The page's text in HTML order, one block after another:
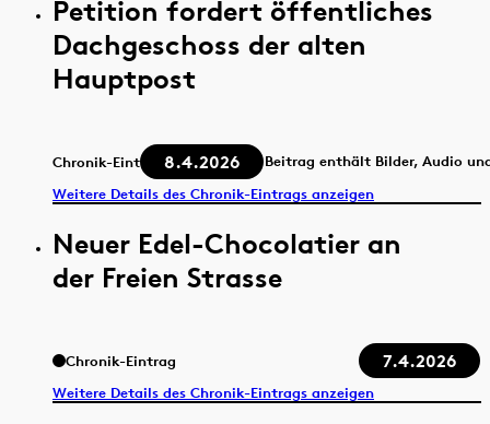
Petition fordert öffentliches
Dachgeschoss der alten
Hauptpost
Chronik-Eintrag 8.4.2026
Beitrag enthält Bilder, Audio
Weitere Details des Chronik-Eintrags anzeigen
Neuer Edel-Chocolatier an
der Freien Strasse
Chronik-Eintrag 7.4.2026
Weitere Details des Chronik-Eintrags anzeigen